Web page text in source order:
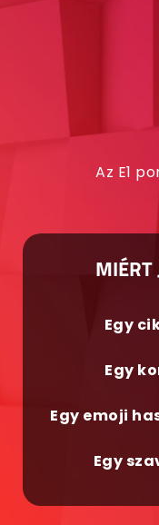
Az E1
MIÉRT
Egy
Egy
Egy emoji
Egy